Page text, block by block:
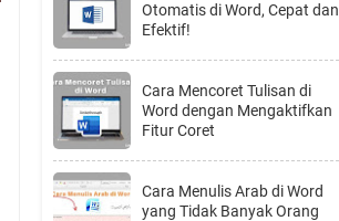
Otomatis di Word, Cepat dan
Efektif!
Cara Mencoret Tulisan di
Word dengan Mengaktifkan
Fitur Coret
Cara Menulis Arab di Word
yang Tidak Banyak Orang